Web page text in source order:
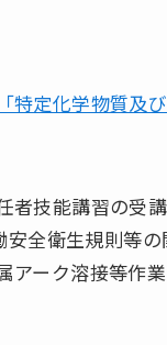
特定化学物質及
者技能講習の受
全衛生規則等
アーク溶接等作